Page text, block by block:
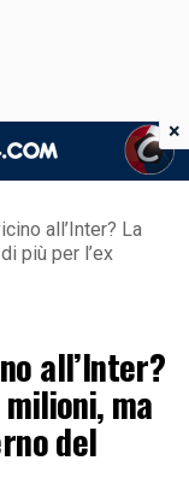
all’Inter? La
più per l’ex
all’Inter?
ma
del
×